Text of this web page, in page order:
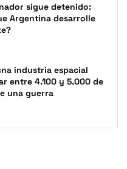
sigue detenido:
Argentina desarrolle
industria espacial
entre 4.100 y 5.000 de
una guerra